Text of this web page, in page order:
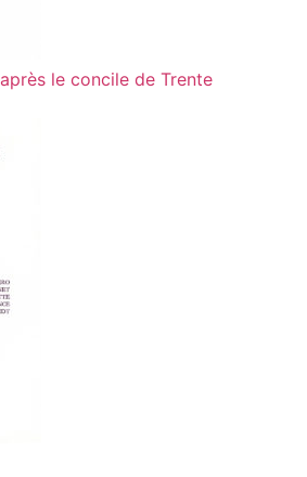
le concile de Trente